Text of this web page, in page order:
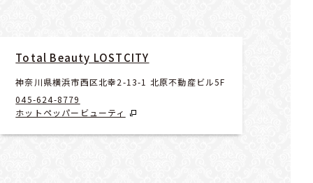
Total Beauty LOSTCITY
神奈川県横浜市西区北幸2-13-1 北原不動産ビル5F
045-624-8779
ホットペッパービューティ